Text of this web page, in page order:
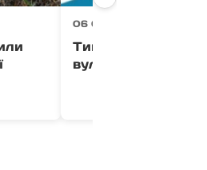
06 Серпня 2026 +03:00
Тимчасово
вулиці